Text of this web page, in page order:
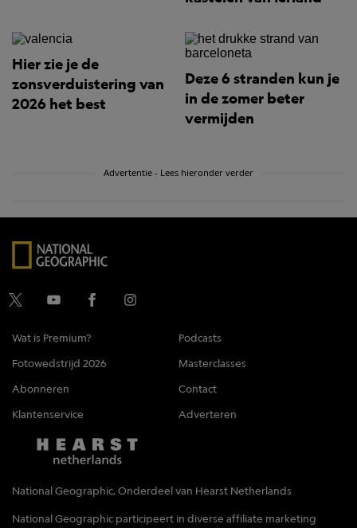
Hier zie je de
zonsverduistering van
2026 het best
Deze 6 stranden kun je
in de zomer beter
vermijden
Advertentie - Lees hieronder verder
Wat is Premium?
Podcasts
Fotowedstrijd 2026
Masterclasses
Abonneren
Contact
Klantenservice
Adverteren
National Geographic, Onderdeel van Hearst Netherlands
National Geographic participeert in diverse affiliate marketing